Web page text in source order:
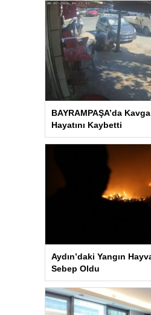
BAYRAMPAŞA’da
Hayatını Kaybetti
Aydın’daki Yangın
Sebep Oldu